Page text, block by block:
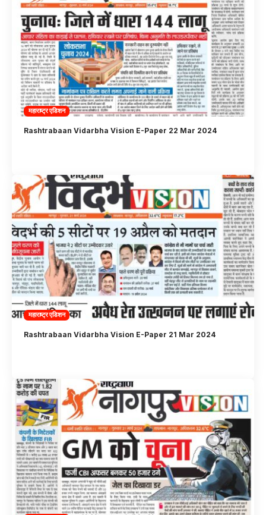
महाराष्ट्र एडिशन
Rashtrabaan Vidarbha Vision E-Paper 22 Mar 2024
महाराष्ट्र एडिशन
Rashtrabaan Vidarbha Vision E-Paper 21 Mar 2024